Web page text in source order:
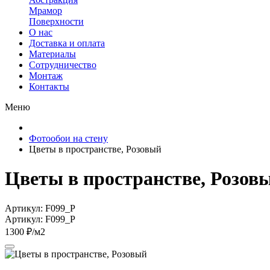
Мрамор
Поверхности
О нас
Доставка и оплата
Материалы
Сотрудничество
Монтаж
Контакты
Меню
Фотообои на стену
Цветы в пространстве, Розовый
Цветы в пространстве,
Артикул: F099_P
Артикул: F099_P
1300 ₽/м2